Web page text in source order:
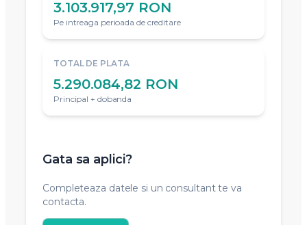
3.103.917,97 RON
Pe intreaga perioada de creditare
TOTAL DE PLATA
5.290.084,82 RON
Principal + dobanda
Gata sa aplici?
Completeaza datele si un consultant te va
contacta.